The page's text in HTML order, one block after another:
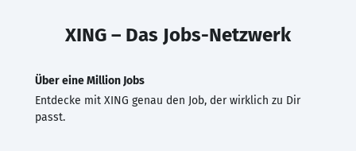
XING – Das Jobs-Netzwerk
Über eine Million Jobs
Entdecke mit XING genau den Job, der wirklich zu Dir
passt.